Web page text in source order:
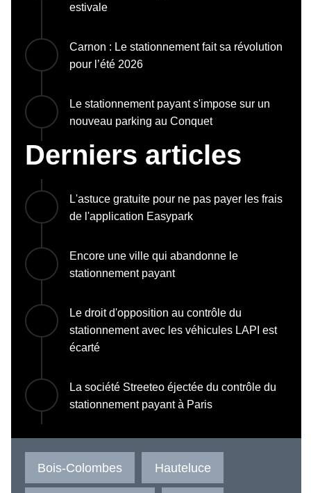
estivale
Carnon : Le stationnement fait sa révolution
pour l’été 2026
Le stationnement payant s'impose sur un
nouveau parking au Conquet
Derniers articles
L'astuce gratuite pour ne pas payer les frais
de l'application Easypark
Encore une ville qui abandonne le
stationnement payant
Le droit d'opposition au contrôle du
stationnement avec les véhicules LAPI est
écarté
La société Streeteo éjectée du contrôle du
stationnement payant à Paris
Bois-Colombes Hauteluce